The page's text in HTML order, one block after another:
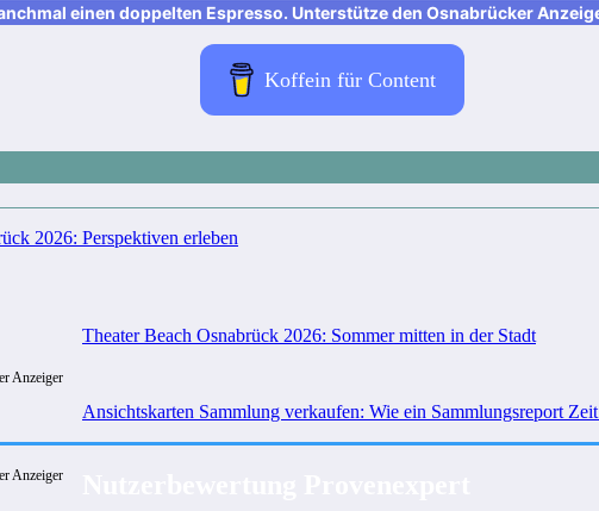
einen doppelten Espresso. Unterstütze den Osnabrücker
Koffein für Content
2026: Perspektiven erleben
Anzeiger
Theater Beach Osnabrück 2026: Sommer mitten in der Stadt
Anzeiger
Ansichtskarten Sammlung verkaufen: Wie ein Sammlungsreport